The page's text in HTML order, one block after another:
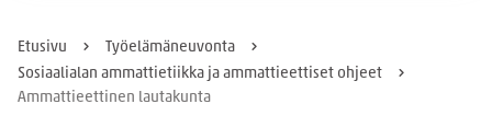
Etusivu
Työelämäneuvonta
Sosiaalialan ammattietiikka ja ammattieettiset ohjeet
Ammattieettinen lautakunta